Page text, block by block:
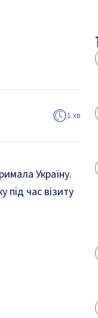
1 хв
Україну.
під час візиту